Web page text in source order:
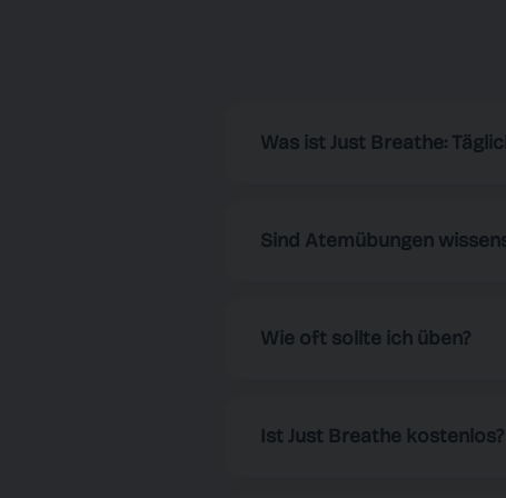
Was ist Just Breathe:
Atemübung für deine
Sind Atemübungen
mentaler Klarheit.
Wie oft sollte ich üben?
Ist Just Breathe kostenlos?